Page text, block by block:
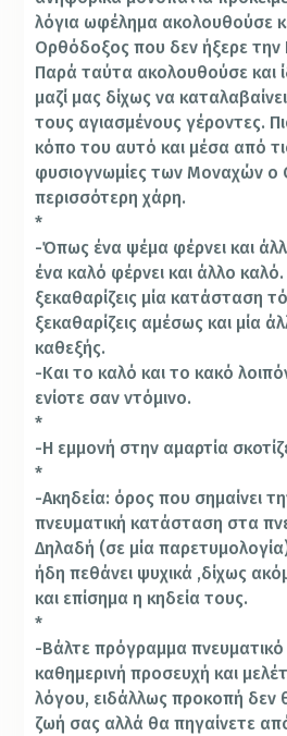
λόγια ωφέλημα ακολουθούσε
Ορθόδοξος που δεν ήξερε την
Παρά ταύτα ακολουθούσε και
μαζί μας δίχως να
τους αγιασμένους γέροντες.
κόπο του αυτό και μέσα από
φυσιογνωμίες των Μοναχών ο
περισσότερη χάρη.
*
-Όπως ένα ψέμα φέρνει και
ένα καλό φέρνει και άλλο
ξεκαθαρίζεις μία κατάσταση
ξεκαθαρίζεις αμέσως και μία
καθεξής.
-Και το καλό και το κακό
ενίοτε σαν ντόμινο.
*
-Η εμμονή στην αμαρτία
*
-Ακηδεία: όρος που σημαίνει
πνευματική κατάσταση στα
Δηλαδή (σε μία
ήδη πεθάνει ψυχικά ,δίχως
και επίσημα η κηδεία τους.
*
-Βάλτε πρόγραμμα
καθημερινή προσευχή και
λόγου, ειδάλλως προκοπή δεν
ζωή σας αλλά θα πηγαίνετε